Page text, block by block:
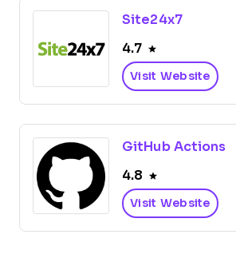
Site24x7
4.7
Visit Website
GitHub Actions
4.8
Visit Website